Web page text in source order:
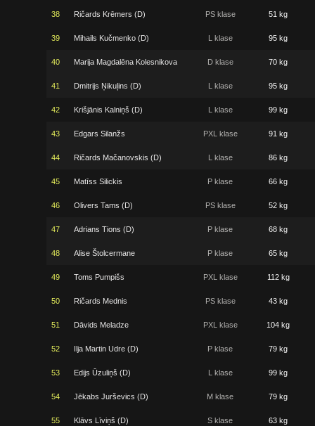
38 Ričards Krēmers (D) PS klase 51 kg
39 Mihails Kučmenko (D) L klase 95 kg
40 Marija Magdalēna Kolesnikova D klase 70 kg
41 Dmitrijs Ņikuļins (D) L klase 95 kg
42 Krišjānis Kalniņš (D) L klase 99 kg
43 Edgars Silanžs PXL klase 91 kg
44 Ričards Mačanovskis (D) L klase 86 kg
45 Matīss Silickis P klase 66 kg
46 Olivers Tams (D) PS klase 52 kg
47 Adrians Tions (D) P klase 68 kg
48 Alise Štolcermane P klase 65 kg
49 Toms Pumpišs PXL klase 112 kg
50 Ričards Mednis PS klase 43 kg
51 Dāvids Meladze PXL klase 104 kg
52 Ilja Martin Udre (D) P klase 79 kg
53 Edijs Ūzuliņš (D) L klase 99 kg
54 Jēkabs Jurševics (D) M klase 79 kg
55 Klāvs Līviņš (D) S klase 63 kg